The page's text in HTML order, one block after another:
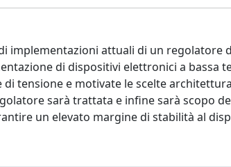
implementazioni attuali di un regolatore
di dispositivi elettronici a bassa
tensione e motivate le scelte
sarà trattata e infine sarà scopo
un elevato margine di stabilità al